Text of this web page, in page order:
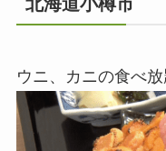
ウニ、カニの食べ放